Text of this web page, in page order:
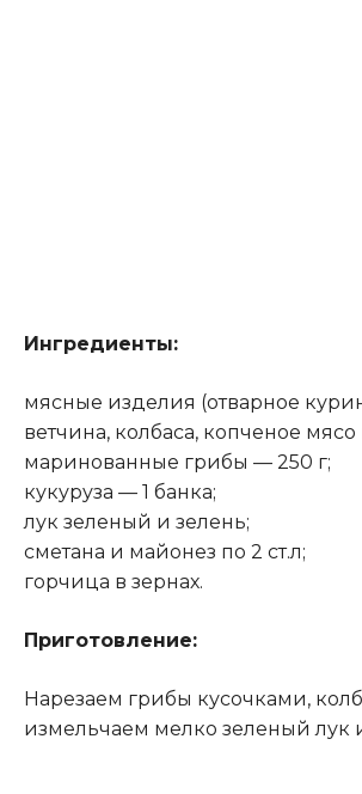
Ингредиенты:
мясные изделия (отварное
ветчина, колбаса, копченое
маринованные грибы — 250 г;
кукуруза — 1 банка;
лук зеленый и зелень;
сметана и майонез по 2 ст.л;
горчица в зернах.
Приготовление:
Нарезаем грибы кусочками,
измельчаем мелко зеленый лук